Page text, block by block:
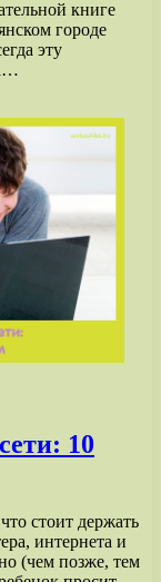
книге
городе
эту
10
стоит держать
интернета и
(чем позже, тем